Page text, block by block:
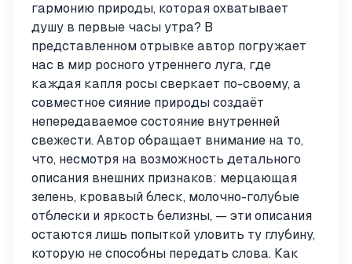
гармонию природы, которая охватывает
душу в первые часы утра? В
представленном отрывке автор погружает
нас в мир росного утреннего луга, где
каждая капля росы сверкает по-своему, а
совместное сияние природы создаёт
непередаваемое состояние внутренней
свежести. Автор обращает внимание на то,
что, несмотря на возможность детального
описания внешних признаков: мерцающая
зелень, кровавый блеск, молочно-голубые
отблески и яркость белизны, — эти описания
остаются лишь попыткой уловить ту глубину,
которую не способны передать слова. Как